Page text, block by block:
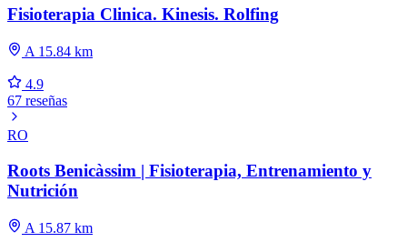
Fisioterapia Clinica. Kinesis. Rolfing
A 15.84 km
4.9
67 reseñas
RO
Roots Benicàssim | Fisioterapia, Entrenamiento y
Nutrición
A 15.87 km